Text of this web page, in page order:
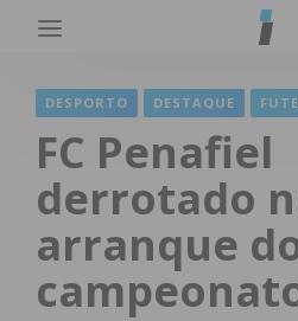
DESPORTO DESTAQUE
FC Penafiel
derrotado
arranque